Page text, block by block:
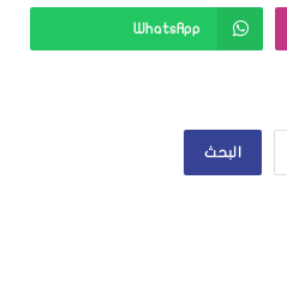
WhatsApp
البحث